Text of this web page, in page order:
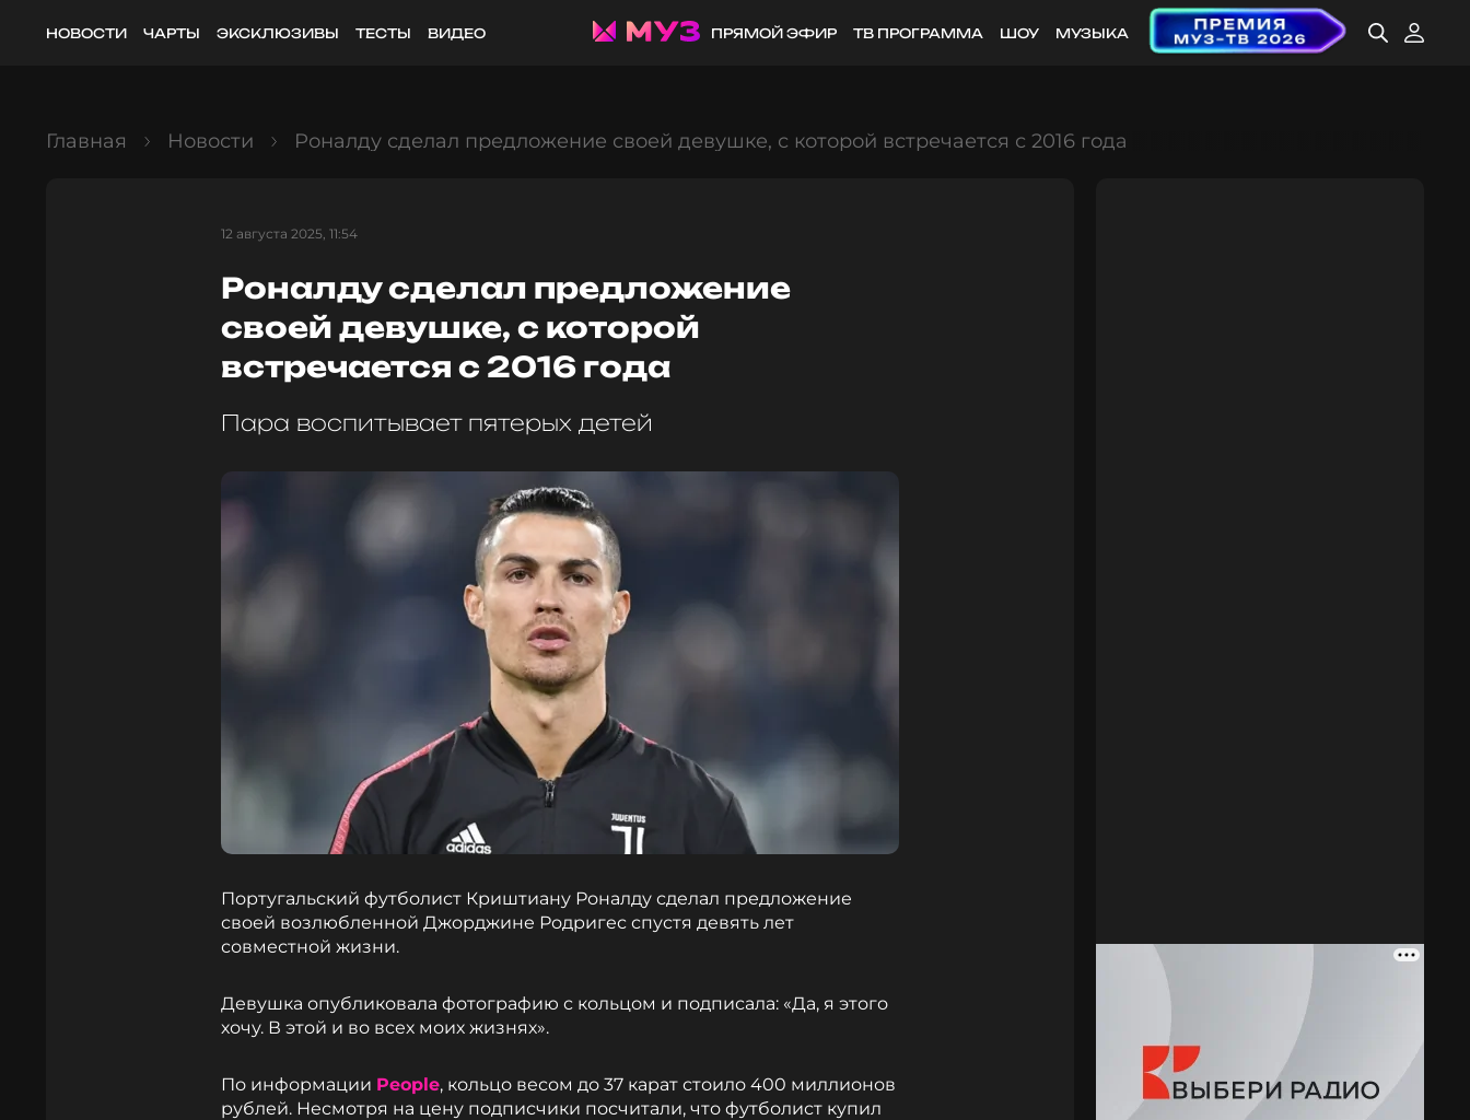
НОВОСТИ ЧАРТЫ ЭКСКЛЮЗИВЫ ТЕСТЫ ВИДЕО ПРЯМОЙ ЭФИР ТВ ПРОГРАММА ШОУ МУЗЫКА
Главная Новости Роналду сделал предложение своей девушке, с которой встречается с 2016 года
12 августа 2025, 11:54
Роналду сделал предложение
своей девушке, с которой
встречается с 2016 года
Пара воспитывает пятерых детей
Португальский футболист Криштиану Роналду сделал предложение
своей возлюбленной Джорджине Родригес спустя девять лет
совместной жизни.
Девушка опубликовала фотографию с кольцом и подписала: «Да, я этого
хочу. В этой и во всех моих жизнях».
По информации People, кольцо весом до 37 карат стоило 400 миллионов
рублей. Несмотря на цену подписчики посчитали, что футболист купил